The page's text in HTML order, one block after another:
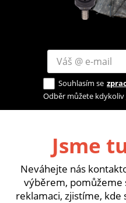
Souhlasím se
Odběr můžete kdykoliv
Jsme
Neváhejte nás
výběrem, pomůžeme
reklamaci, zjistíme, kde